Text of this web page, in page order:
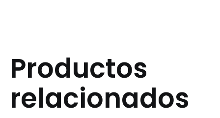
Productos
relacionados